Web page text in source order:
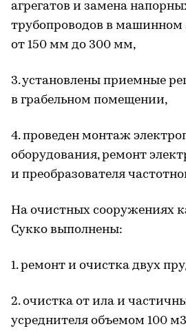
агрегатов и замена
трубопроводов в машинном
от 150 мм до 300 мм,
3. установлены приемные
в грабельном помещении,
4. проведен монтаж
оборудования, ремонт
и преобразователя
На очистных сооружениях
Сукко выполнены:
1. ремонт и очистка двух
2. очистка от ила и
усреднителя объемом 100